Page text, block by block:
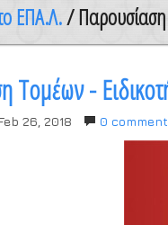
ΕΠΑ.Λ./ Παρουσίαση
Τομέων -
Feb 26, 2018
0